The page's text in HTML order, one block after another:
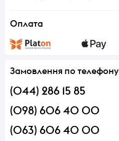
Оплата
Замовлення по телефону
(044) 286 15 85
(098) 606 40 00
(063) 606 40 00